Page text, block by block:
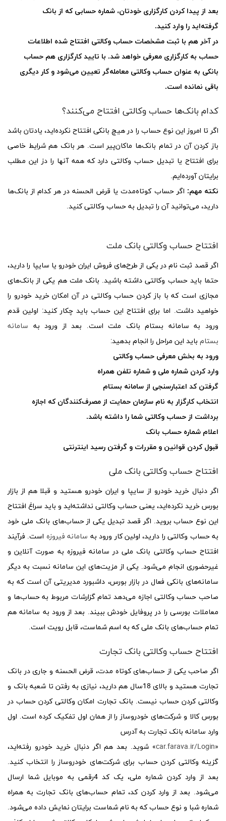
بعد از پیدا کردن کارگزاری خودتان، شماره حسابی که از بانک
گرفته‌اید را وارد کنید.
در آخر هم با ثبت مشخصات حساب وکالتی افتتاح شده اطلاعات
حساب به کارگزاری معرفی خواهد شد. با تایید کارگزاری هم حساب
بانکی به عنوان حساب وکالتی معامله‌گر تعیین می‌شود و کار دیگری
باقی نمانده است.
کدام بانک‌ها حساب وکالتی افتتاح می‌کنند؟
اگر تا امروز این نوع حساب را در هیچ بانکی افتتاح نکرده‌اید، یادتان باشد
باز کردن آن در تمام بانک‌ها ماکان‌پیر است. هر بانک هم شرایط خاصی
برای افتتاح یا تبدیل حساب وکالتی دارد که همه آنها را دز این مطلب
برایتان آورده‌ایم.
نکته مهم: اگر حساب کوتاه‌مدت یا قرض الحسنه در هر کدام از بانک‌ها
دارید، می‌توانید آن را تبدیل به حساب وکالتی کنید.
افتتاح حساب وکالتی بانک ملت
اگر قصد ثبت نام در یکی از طرح‌های فروش ایران خودرو یا سایپا را دارید،
حتما باید حساب وکالتی داشته باشید. بانک ملت هم یکی از بانک‌های
مجازی است که با باز کردن حساب وکالتی در آن امکان خرید خودرو را
خواهید داشت. اما برای افتتاح این حساب باید چکار کنید: اولین قدم
ورود به سامانه بستام بانک ملت است. بعد از ورود به سامانه
بستام باید این مراحل را انجام بدهید:
ورود به بخش معرفی حساب وکالتی
وارد کردن شماره ملی و شماره تلفن همراه
گرفتن کد اعتبارسنجی از سامانه بستام
انتخاب کارگزار به نام سازمان حمایت از مصرف‌کنندگان که اجازه
برداشت از حساب وکالتی شما را داشته باشد.
اعلام شماره حساب بانک
قبول کردن قوانین و مقررات و گرفتن رسید اینترنتی
افتتاح حساب وکالتی بانک ملی
اگر دنبال خرید خودرو از سایپا و ایران خودرو هستید و قبلا هم از بازار
بورس خرید نکرده‌اید، یعنی حساب وکالتی نداشته‌اید و باید سراغ افتتاح
این نوع حساب بروید. اگر قصد تبدیل یکی از حساب‌های بانک ملی خود
به حساب وکالتی را دارید، اولین کار ورود به سامانه فیروزه است. فرآیند
افتتاح حساب وکالتی بانک ملی در سامانه فیروزه به صورت آنلاین و
غیرحضوری انجام می‌شود. یکی از مزیت‌های این سامانه نسبت به دیگر
سامانه‌های بانکی فعال در بازار بورس، داشبورد مدیریتی آن است که به
صاحب حساب وکالتی اجازه می‌دهد تمام گزارشات مربوط به حساب‌ها و
معاملات بورسی را در پروفایل خودش ببیند. بعد از ورود به سامانه هم
تمام حساب‌های بانک ملی که به اسم شماست، قابل رویت است.
افتتاح حساب وکالتی بانک تجارت
اگر صاحب یکی از حساب‌های کوتاه مدت، قرض الحسنه و جاری در بانک
تجارت هستید و بالای 18سال هم دارید، نیازی به رفتن تا شعبه بانک و
وکالتی کردن حساب نیست. بانک تجارت امکان وکالتی کردن حساب در
بورس کالا و شرکت‌های خودروساز را از همان اول تفکیک کرده است. اول
وارد سامانه بانک تجارت به آدرس
«
car.farava.ir/Login» شوید. بعد هم اگر دنبال خرید خودرو رفته‌اید،
گزینه وکالتی کردن حساب برای شرکت‌های خودروساز را انتخاب کنید.
بعد از وارد کردن شماره ملی، یک کد 4رقمی به موبایل شما ارسال
می‌شود. بعد از وارد کردن کد، تمام حساب‌های بانک تجارت به همراه
شماره شبا و نوع حساب که به نام شماست برایتان نمایش داده می‌شود.